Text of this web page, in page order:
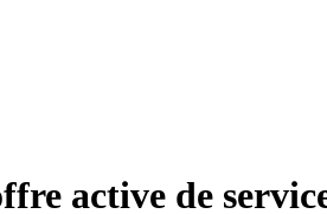
active de